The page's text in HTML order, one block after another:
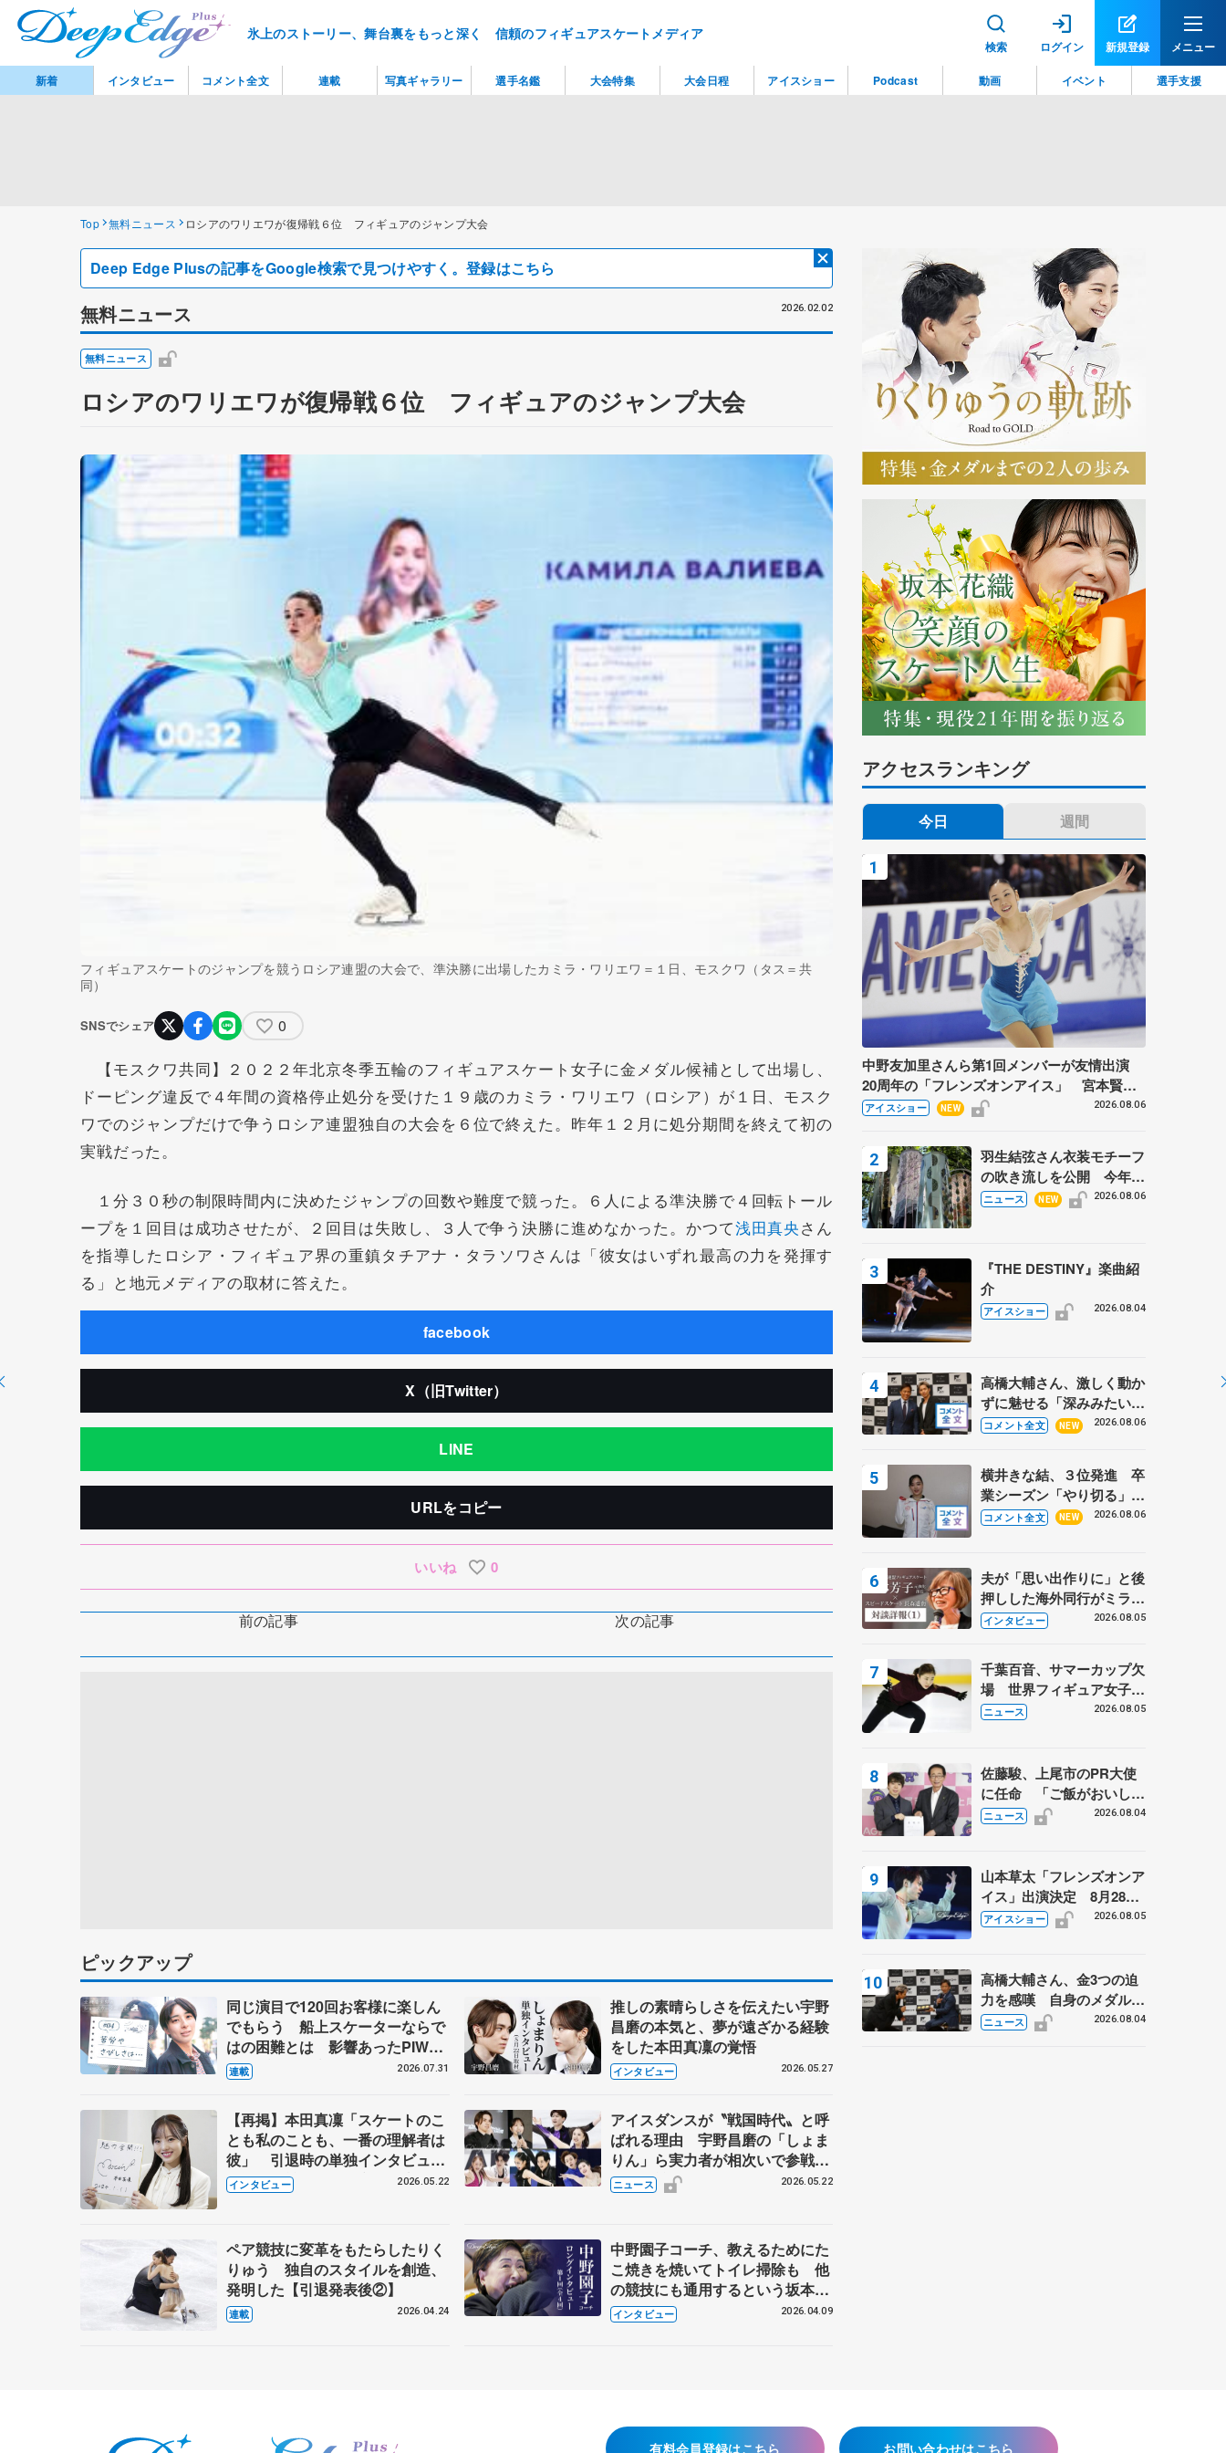
氷上のストーリー、舞台裏をもっと深く 信頼のフィギュアスケートメディア
検索 ログイン 新規登録 メニュー
Top 無料ニュース ロシアのワリエワが復帰戦６位 フィギュアのジャンプ大会
Deep Edge Plusの記事をGoogle検索で見つけやすく。登録はこちら
無料ニュース 2026.02.02
無料ニュース
ロシアのワリエワが復帰戦６位 フィギュアのジャンプ大会
フィギュアスケートのジャンプを競うロシア連盟の大会で、準決勝に出場したカミラ・ワリエワ＝１日、モスクワ（タス＝共
同）
SNSでシェア 0
【モスクワ共同】２０２２年北京冬季五輪のフィギュアスケート女子に金メダル候補として出場し、
ドーピング違反で４年間の資格停止処分を受けた１９歳のカミラ・ワリエワ（ロシア）が１日、モスク
ワでのジャンプだけで争うロシア連盟独自の大会を６位で終えた。昨年１２月に処分期間を終えて初の
実戦だった。
１分３０秒の制限時間内に決めたジャンプの回数や難度で競った。６人による準決勝で４回転トール
ープを１回目は成功させたが、２回目は失敗し、３人で争う決勝に進めなかった。かつて浅田真央さん
を指導したロシア・フィギュア界の重鎮タチアナ・タラソワさんは「彼女はいずれ最高の力を発揮す
る」と地元メディアの取材に答えた。
facebook
X（旧Twitter）
LINE
URLをコピー
いいね 0
前の記事 次の記事
ピックアップ
同じ演目で120回お客様に楽しん
でもらう 船上スケーターならで
はの困難とは 影響あったPIW前
キャプテン松永さんの存在
連載 2026.07.31
推しの素晴らしさを伝えたい宇野
昌磨の本気と、夢が遠ざかる経験
をした本田真凜の覚悟
インタビュー 2026.05.27
【再掲】本田真凜「スケートのこ
とも私のことも、一番の理解者は
彼」 引退時の単独インタビュー
で語った競技人生や家族、恋人、
これからの夢…
インタビュー 2026.05.22
アイスダンスが〝戦国時代〟と呼
ばれる理由 宇野昌磨の「しょま
りん」ら実力者が相次いで参戦
国内の競争激化
ニュース 2026.05.22
ペア競技に変革をもたらしたりく
りゅう 独自のスタイルを創造、
発明した【引退発表後②】
連載 2026.04.24
中野園子コーチ、教えるためにた
こ焼きを焼いてトイレ掃除も 他
の競技にも通用するという坂本花
織の筋肉
インタビュー 2026.04.09
アクセスランキング
今日 週間
中野友加里さんら第1回メンバーが友情出演
20周年の「フレンズオンアイス」 宮本賢二
さん、有川梨絵さん、田村岳斗さんも
アイスショー NEW 2026.08.06
羽生結弦さん衣装モチーフ
の吹き流しを公開 今年は
「春よ、来い」、仙台の瑞
ニュース NEW 2026.08.06
『THE DESTINY』楽曲紹
介
アイスショー 2026.08.04
高橋大輔さん、激しく動か
ずに魅せる「深みみたいな
ものは出てきている？」
あい
コメント全文 NEW 2026.08.06
横井きな結、３位発進 卒
業シーズン「やり切る」
【みなとアクルス杯SP】
コメント全文 NEW 2026.08.06
夫が「思い出作りに」と後
押しした海外同行がミラノ
まで… 繁華街のリンクで
に 小林芳子さんが振り返
るスケート人生
インタビュー 2026.08.05
千葉百音、サマーカップ欠
場 世界フィギュア女子2
位
ニュース 2026.08.05
佐藤駿、上尾市のPR大使
に任命 「ご飯がおいし
く、住みやすいのが魅力」
ニュース 2026.08.04
山本草太「フレンズオンア
イス」出演決定 8月28日
（金）2公演のみ 荒川静
アイスショー 2026.08.05
高橋大輔さん、金3つの迫
力を感嘆 自身のメダルは
「どちらに？」 〝リス兄
ニュース 2026.08.04
有料会員登録はこちら お問い合わせはこちら
新着 インタビュー コメント全文 連載 写真ギャラリー 選手名鑑 大会特集 大会日程 アイスショー Podcast 動画 イベント 選手支援